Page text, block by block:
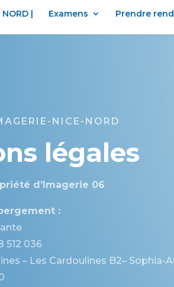
NORD | Examens Prendre
NICE-NORD
légales
d’Imagerie 06
:
512 036
– Les Cardoulines B2– Sophia-